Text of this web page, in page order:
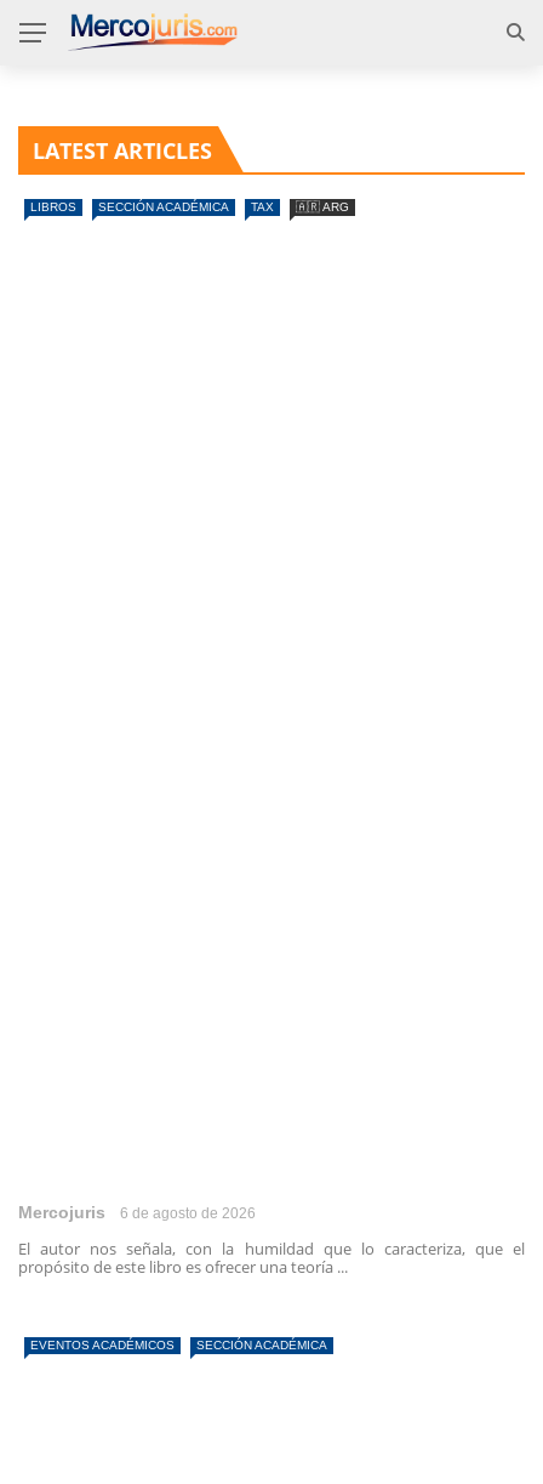
LATEST ARTICLES
LIBROS SECCIÓN ACADÉMICA TAX 🇦🇷 ARG
Mercojuris 6 de agosto de 2026
El autor nos señala, con la humildad que lo caracteriza, que el
propósito de este libro es ofrecer una teoría ...
EVENTOS ACADÉMICOS SECCIÓN ACADÉMICA